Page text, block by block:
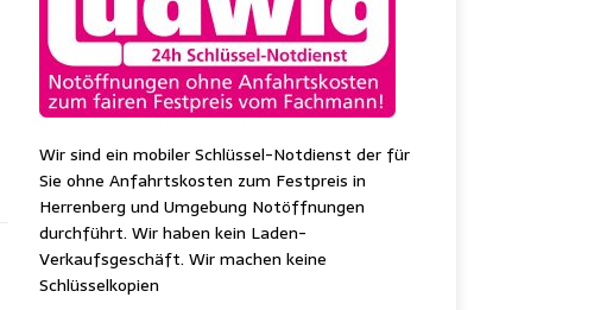
Wir sind ein mobiler Schlüssel-Notdienst der für
Sie ohne Anfahrtskosten zum Festpreis in
Herrenberg und Umgebung Notöffnungen
durchführt. Wir haben kein Laden-
Verkaufsgeschäft. Wir machen keine
Schlüsselkopien